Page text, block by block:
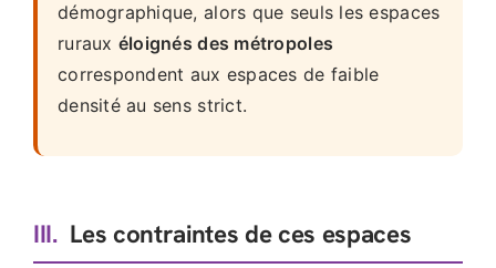
démographique, alors que seuls les espaces
ruraux éloignés des métropoles
correspondent aux espaces de faible
densité au sens strict.
III. Les contraintes de ces espaces